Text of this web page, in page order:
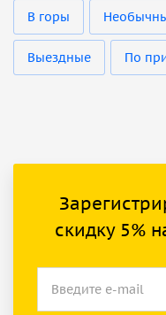
В горы
Выездные По
скидку 5%